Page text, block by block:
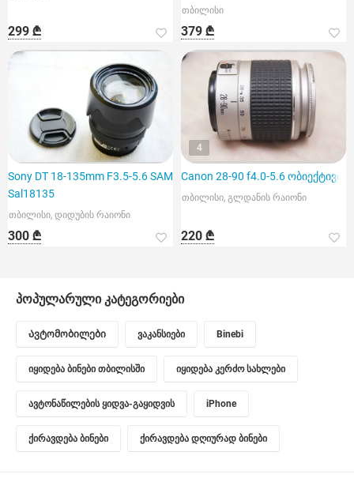
299 ₾
თბილისი
379 ₾
Sony DT 18-135mm F3.5-5.6 SAM
Sal18135
თბილისი, დიდუბის რაიონი
300 ₾
4
Canon 28-90 f4.0-5.6 ობიექტივი
თბილისი, გლდანის რაიონი
220 ₾
პოპულარული კატეგორიები
Ავტომობილები ვაკანსიები Binebi
იყიდება ბინები თბილისში იყიდება კერძო სახლები
ავტონაწილების ყიდვა-გაყიდვის iPhone
ქირავდება ბინები ქირავდება დღიურად ბინები